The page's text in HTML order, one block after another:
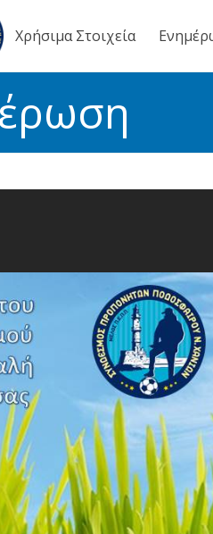
Χρήσιμα Στοιχεία